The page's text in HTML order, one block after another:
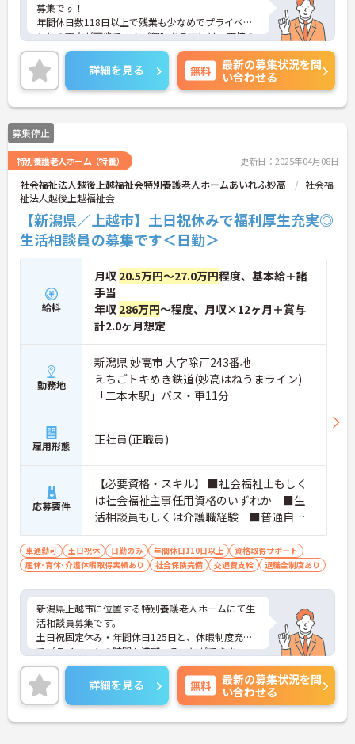
募集です！
年間休日数118日以上で残業も少なめでプライベー
トとの両立が可能です！ご興味ある方には、面接の
ポイントなど、さらに詳細をお話致しますのでお気
軽にご相談ください。
詳細を見る 無料
最新の募集状況を問
い合わせる
募集停止
特別養護老人ホーム（特養） 更新日：2025年04月08日
社会福祉法人越後上越福祉会特別養護老人ホームあいれふ妙高
社会福
祉法人越後上越福祉会
【新潟県／上越市】土日祝休みで福利厚生充実◎
生活相談員の募集です＜日勤＞
給料
月収 20.5万円～27.0万円程度、基本給＋諸
手当
年収 286万円～程度、月収×12ヶ月＋賞与
計2.0ヶ月想定
勤務地
新潟県 妙高市 大字除戸243番地
えちごトキめき鉄道(妙高はねうまライン)
「二本木駅」バス・車11分
雇用形態 正社員(正職員)
応募要件
【必要資格・スキル】 ■社会福祉士もしく
は社会福祉主事任用資格のいずれか ■生
活相談員もしくは介護職経験 ■普通自動
車運転免許（AT限定可） ■ワード、エク
セル程度のパソコンスキル
車通勤可 土日祝休 日勤のみ 年間休日110日以上
資格取得サポート
産休･育休･介護休暇取得実績あり
社会保険完備 交通費支給 退職金制度あり
新潟県上越市に位置する特別養護老人ホームにて生
活相談員募集です。
土日祝固定休み・年間休日125日と、休暇制度充実
でプライベートの時間も満喫することができます。
また、賞与の実績や退職金制度などがありますの
で、安心して長く働きやすい環境です。
ご興味のある方には、面接対策ポイントなど、さら
に詳細をお話いたしますので、お気軽にご相談くだ
さい。
詳細を見る 無料
最新の募集状況を問
い合わせる